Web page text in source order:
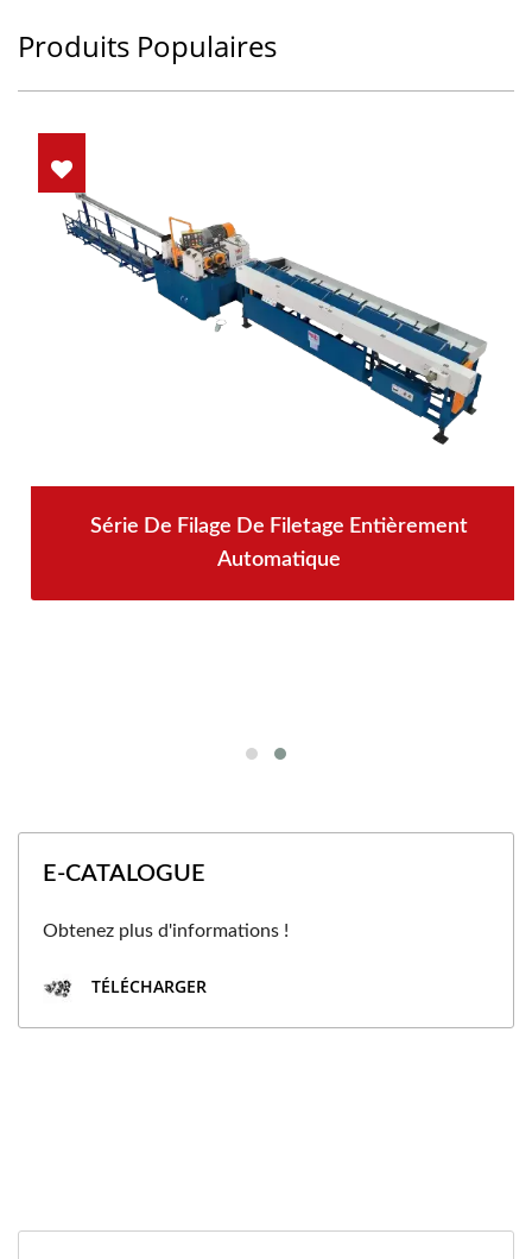
Produits Populaires
Série De Filage De Filetage Entièrement
Automatique
E-CATALOGUE
Obtenez plus d'informations !
TÉLÉCHARGER